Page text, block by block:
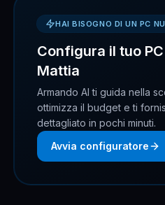
HAI BISOGNO DI UN PC
Configura il tuo
Mattia
Armando AI ti guida nella
ottimizza il budget e ti
dettagliato in pochi minuti.
Avvia configuratore